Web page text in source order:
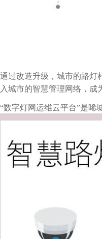
通过改造升级，城市的路灯
入城市的智慧管理网络，成
“数字灯网运维云平台”是晞